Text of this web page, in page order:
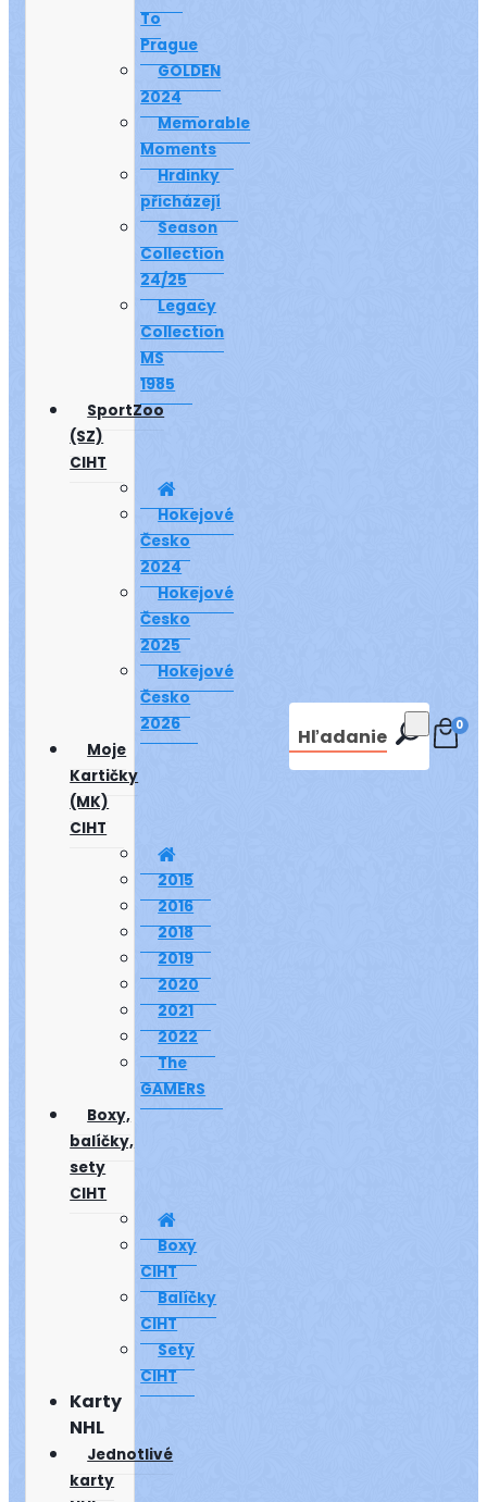
To
Prague
GOLDEN
2024
Memorable
Moments
Hrdinky
přicházejí
Season
Collection
24/25
Legacy
Collection
MS
1985
SportZoo
(SZ)
CIHT
Hokejové
Česko
2024
Hokejové
Česko
2025
Hokejové
Česko
2026
Moje
Kartičky
(MK)
CIHT
2015
2016
2018
2019
2020
2021
2022
The
GAMERS
Boxy,
balíčky,
sety
CIHT
Boxy
CIHT
Balíčky
CIHT
Sety
CIHT
Karty
NHL
Jednotlivé
karty
Hľadanie 0